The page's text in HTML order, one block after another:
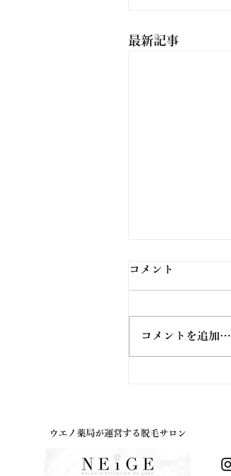
最新記事
コメント
コメントを追加…
ウエノ薬局が運営する脱毛サロン